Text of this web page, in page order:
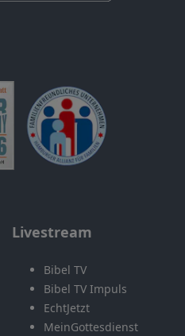
Livestream
Bibel TV
Bibel TV Impuls
EchtJetzt
MeinGottesdienst